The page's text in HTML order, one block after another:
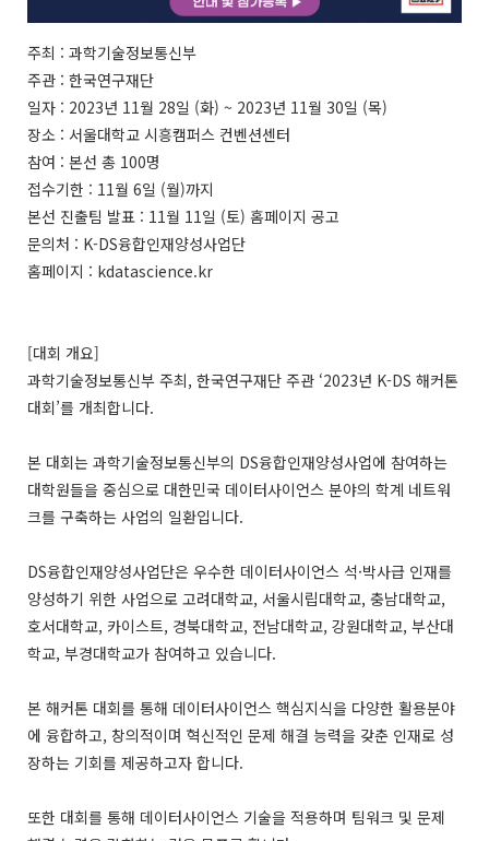
주최 : 과학기술정보통신부
주관 : 한국연구재단
일자 : 2023년 11월 28일 (화) ~ 2023년 11월 30일 (목)
장소 : 서울대학교 시흥캠퍼스 컨벤션센터
참여 : 본선 총 100명
접수기한 : 11월 6일 (월)까지
본선 진출팀 발표 : 11월 11일 (토) 홈페이지 공고
문의처 : K-DS융합인재양성사업단
홈페이지 : kdatascience.kr
[대회 개요]
과학기술정보통신부 주최, 한국연구재단 주관 ‘2023년 K-DS 해커톤
대회’를 개최합니다.
본 대회는 과학기술정보통신부의 DS융합인재양성사업에 참여하는
대학원들을 중심으로 대한민국 데이터사이언스 분야의 학계 네트워
크를 구축하는 사업의 일환입니다.
DS융합인재양성사업단은 우수한 데이터사이언스 석·박사급 인재를
양성하기 위한 사업으로 고려대학교, 서울시립대학교, 충남대학교,
호서대학교, 카이스트, 경북대학교, 전남대학교, 강원대학교, 부산대
학교, 부경대학교가 참여하고 있습니다.
본 해커톤 대회를 통해 데이터사이언스 핵심지식을 다양한 활용분야
에 융합하고, 창의적이며 혁신적인 문제 해결 능력을 갖춘 인재로 성
장하는 기회를 제공하고자 합니다.
또한 대회를 통해 데이터사이언스 기술을 적용하며 팀워크 및 문제